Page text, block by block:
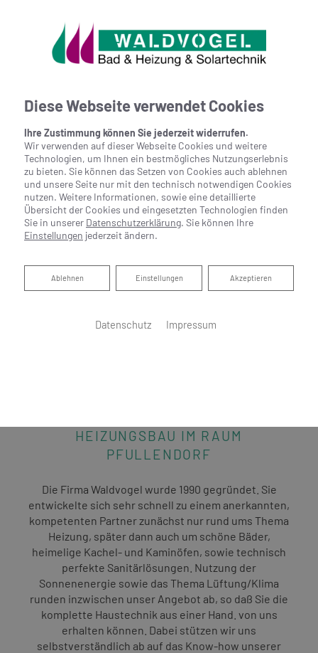
HEIZUNGSBAU IM RAUM
PFULLENDORF
Die Firma Waldvogel wurde 1990 gegründet. Sie
entwickelte sich sehr schnell zu einem anerkannten,
kompetenten Partner zunächst nur rund ums Thema
Heizung, später dann auch um schöne Bäder,
heimelige Kachel- und Kaminöfen, sowie technisch
perfekte Sanitärlösungen. Nutzung der
Sonnenenergie sowie das Thema Lüftung/Klima
runden inzwischen unser Angebot ab, so daß Sie die
komplette Haustechnik aus einer Hand. von uns
erhalten können. Dabei stützen wir uns
selbstverständlich ab auf das Know-how unserer
Diese Webseite verwendet Cookies
Ihre Zustimmung können Sie jederzeit widerrufen.
Wir verwenden auf dieser Webseite Cookies und weitere
Technologien, um Ihnen ein bestmögliches Nutzungserlebnis
zu bieten. Sie können das Setzen von Cookies auch ablehnen
und unsere Seite nur mit den technisch notwendigen Cookies
nutzen. Weitere Informationen, sowie eine detaillierte
Übersicht der Cookies und eingesetzten Technologien finden
Sie in unserer Datenschutzerklärung. Sie können Ihre
Einstellungen jederzeit ändern.
Akzeptieren
Einstellungen
Ablehnen
Ablehnen
Datenschutz Impressum